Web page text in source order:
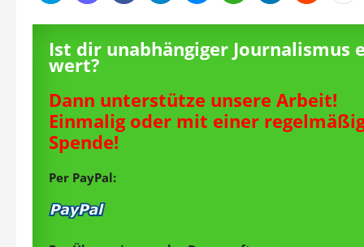
Ist dir unabhängiger Journalismus
wert?
Dann unterstütze unsere Arbeit!
Einmalig oder mit einer
Spende!
Per PayPal: